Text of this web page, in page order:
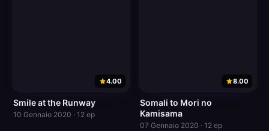
4.00
Smile at the Runway
10 Gennaio 2020 · 12 ep
8.00
Somali to Mori no
Kamisama
07 Gennaio 2020 · 12 ep